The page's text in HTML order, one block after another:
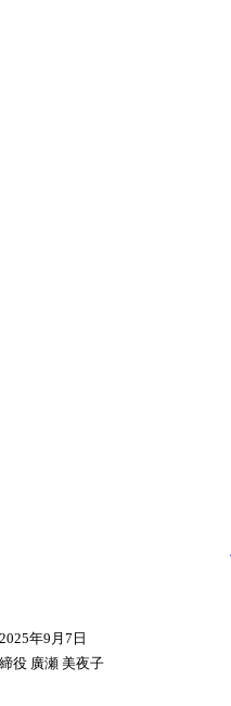
年9月7日
役 廣瀬 美夜子